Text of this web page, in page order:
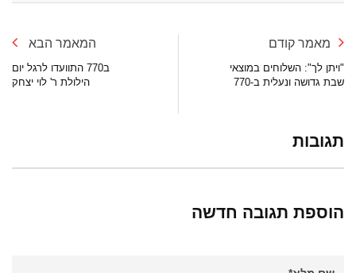
מאמר קודם
"ויתן לך": השלוחים במוצאי
שבת גדושה ונעלית ב-770
המאמר הבא
ב770 התוועדו לרגל יום
הילולת ר' לוי יצחק
תגובות
הוספת תגובה חדשה